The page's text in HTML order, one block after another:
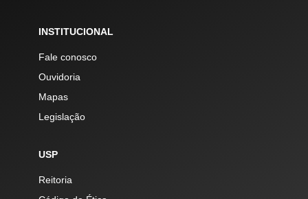
INSTITUCIONAL
Fale conosco
Ouvidoria
Mapas
Legislação
USP
Reitoria